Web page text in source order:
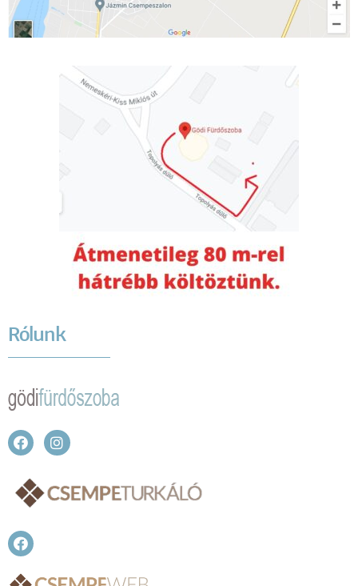
Rólunk